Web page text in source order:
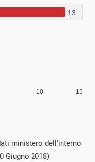
ministero dell'interno
Giugno 2018)